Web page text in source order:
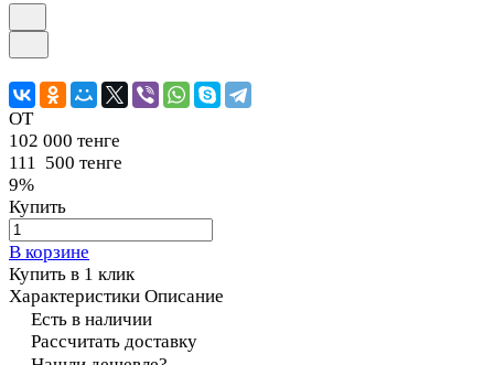
ОТ
102 000 тенге
111 500 тенге
9%
Купить
В корзине
Купить в 1 клик
Характеристики Описание
Есть в наличии
Рассчитать доставку